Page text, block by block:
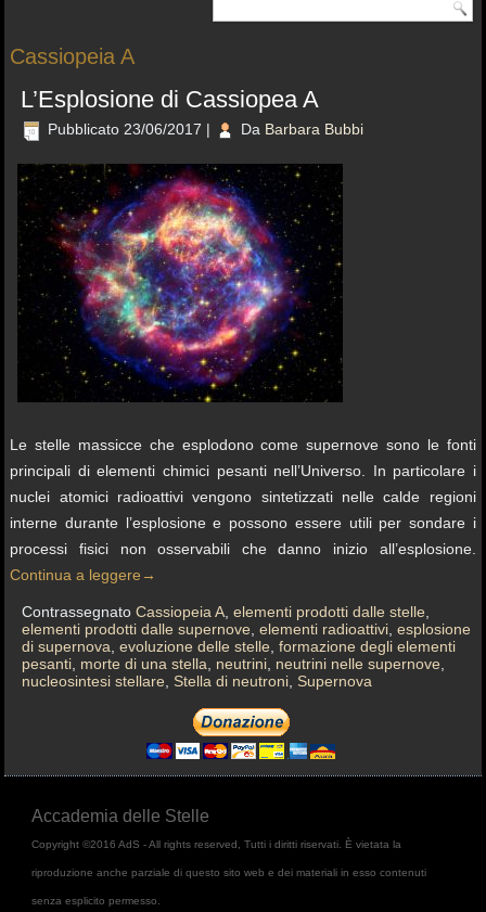
Cassiopeia A
L’Esplosione di Cassiopea A
Pubblicato 23/06/2017 | Da Barbara Bubbi
Le stelle massicce che esplodono come supernove sono le fonti
principali di elementi chimici pesanti nell’Universo. In particolare i
nuclei atomici radioattivi vengono sintetizzati nelle calde regioni
interne durante l’esplosione e possono essere utili per sondare i
processi fisici non osservabili che danno inizio all’esplosione.
Continua a leggere →
Contrassegnato Cassiopeia A ,elementi prodotti dalle stelle
elementi prodotti dalle supernove ,elementi radioattivi ,esplosione
di supernova ,evoluzione delle stelle ,formazione degli elementi
pesanti morte di una stella neutrini neutrini nelle supernove
nucleosintesi stellare
Stella di neutroni Supernova
Accademia delle Stelle
Copyright ©2016 AdS - All rights reserved, Tutti i diritti riservati. È vietata la
riproduzione anche parziale di questo sito web e dei materiali in esso contenuti
senza esplicito permesso.